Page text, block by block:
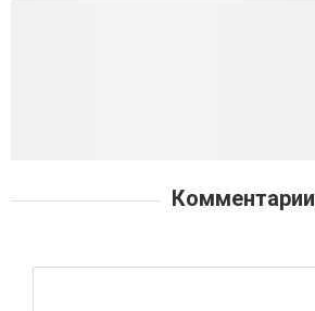
Комментарии